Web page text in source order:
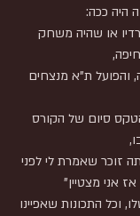
היה ככה:
או שהיה משחק
והפועל ת"א מנצחים
הטקס סיום של הקורס
זוכר שאמרת לי לפני
אני מצטיין"
וכל התכונות שאפיינו